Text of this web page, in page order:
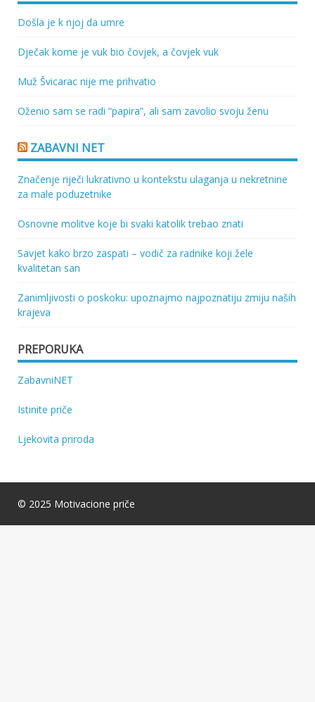
Došla je k njoj da umre
Dječak kome je vuk bio čovjek, a čovjek vuk
Muž Švicarac nije me prihvatio
Oženio sam se radi “papira”, ali sam zavolio svoju ženu
ZABAVNI NET
Značenje riječi lukrativno u kontekstu ulaganja u nekretnine
za male poduzetnike
Osnovne molitve koje bi svaki katolik trebao znati
Savjet kako brzo zaspati – vodič za radnike koji žele
kvalitetan san
Zanimljivosti o poskoku: upoznajmo najpoznatiju zmiju naših
krajeva
PREPORUKA
ZabavniNET
Istinite priče
Ljekovita priroda
© 2025 Motivacione priče